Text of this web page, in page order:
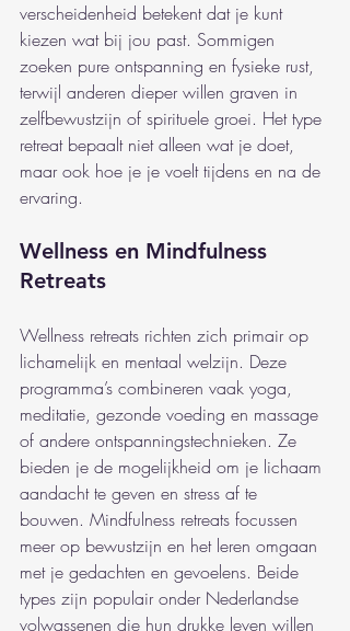
verscheidenheid betekent dat je kunt
kiezen wat bij jou past. Sommigen
zoeken pure ontspanning en fysieke rust,
terwijl anderen dieper willen graven in
zelfbewustzijn of spirituele groei. Het type
retreat bepaalt niet alleen wat je doet,
maar ook hoe je je voelt tijdens en na de
ervaring.
Wellness en Mindfulness
Retreats
Wellness retreats richten zich primair op
lichamelijk en mentaal welzijn. Deze
programma’s combineren vaak yoga,
meditatie, gezonde voeding en massage
of andere ontspanningstechnieken. Ze
bieden je de mogelijkheid om je lichaam
aandacht te geven en stress af te
bouwen. Mindfulness retreats focussen
meer op bewustzijn en het leren omgaan
met je gedachten en gevoelens. Beide
types zijn populair onder Nederlandse
volwassenen die hun drukke leven willen